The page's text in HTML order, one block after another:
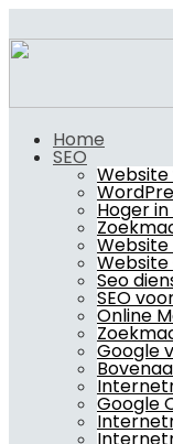
Home
SEO
Hoger
Seo
SEO
Online
Google
Google